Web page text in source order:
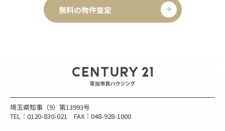
無料の物件査定
埼玉県知事（9）第13993号
TEL：0120-830-021 FAX：048-928-1000